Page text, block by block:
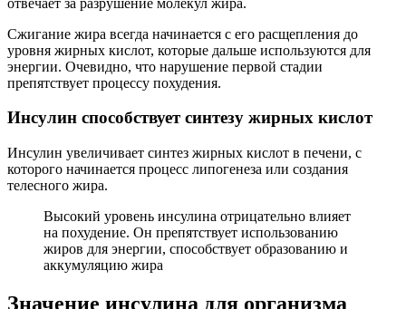
Сжигание жира всегда начинается с его расщепления до
уровня жирных кислот, которые дальше используются для
энергии. Очевидно, что нарушение первой стадии
препятствует процессу похудения.
Инсулин способствует синтезу жирных кислот
Инсулин увеличивает синтез жирных кислот в печени, с
которого начинается процесс липогенеза или создания
телесного жира.
Высокий уровень инсулина отрицательно влияет
на похудение. Он препятствует использованию
жиров для энергии, способствует образованию и
аккумуляцию жира
Значение инсулина для организма